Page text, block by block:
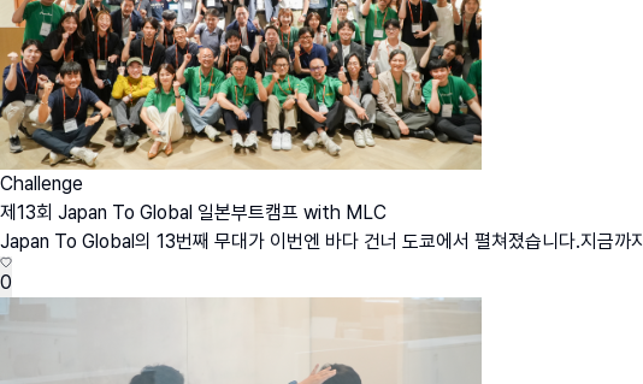
Challenge
제13회 Japan To Global 일본부트캠프 with MLC
Japan To Global의 13번째 무대가 이번엔 바다 건너 도쿄에서 펼쳐졌습니다.지금
0